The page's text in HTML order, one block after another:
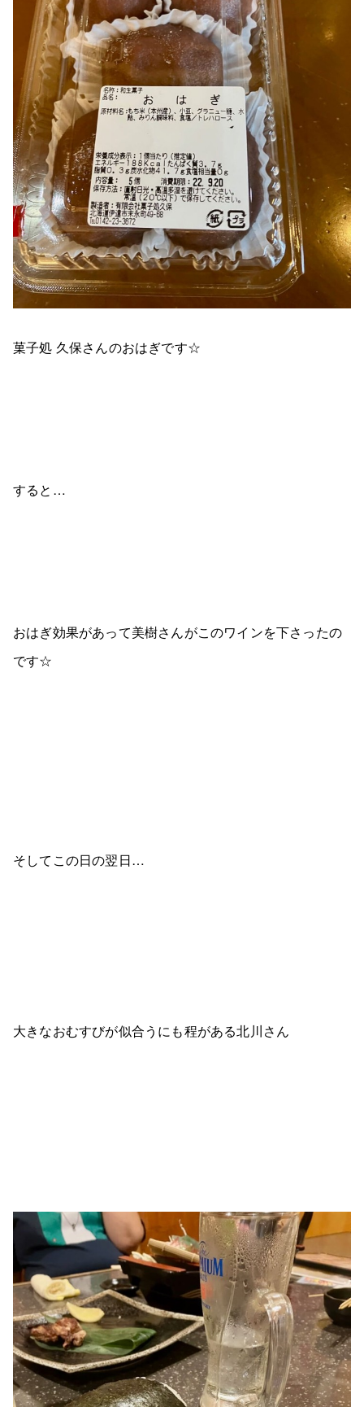
菓子処 久保さんのおはぎです☆
すると…
おはぎ効果があって美樹さんがこのワインを下さったの
です☆
そしてこの日の翌日…
大きなおむすびが似合うにも程がある北川さん